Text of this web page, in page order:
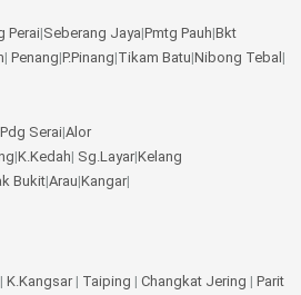
Perai|Seberang Jaya|Pmtg Pauh|Bkt
| Penang|P.Pinang|Tikam Batu|Nibong Tebal |
Pdg Serai|Alor
|K.Kedah| Sg.Layar|Kelang
Bukit|Arau|Kangar|
| K.Kangsar| Taiping | Changkat Jering | Parit